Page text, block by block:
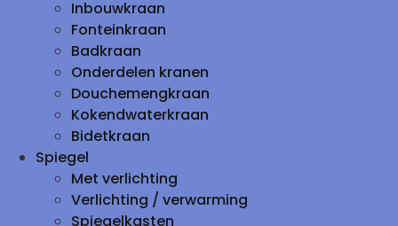
Inbouwkraan
Fonteinkraan
Badkraan
Onderdelen kranen
Douchemengkraan
Kokendwaterkraan
Bidetkraan
Spiegel
Met verlichting
Verlichting / verwarming
Spiegelkasten